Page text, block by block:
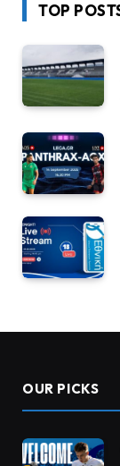
TOP
OUR PICKS